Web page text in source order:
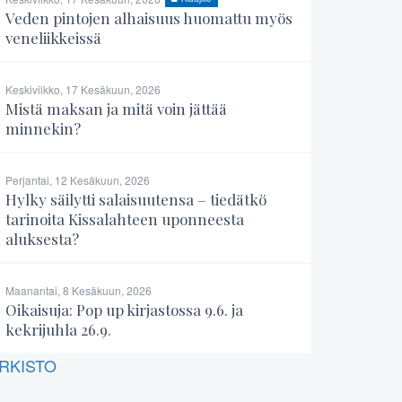
Veden pintojen alhaisuus huomattu myös
veneliikkeissä
Keskiviikko, 17 Kesäkuun, 2026
Mistä maksan ja mitä voin jättää
minnekin?
Perjantai, 12 Kesäkuun, 2026
Hylky säilytti salaisuutensa – tiedätkö
tarinoita Kissalahteen uponneesta
aluksesta?
Maanantai, 8 Kesäkuun, 2026
Oikaisuja: Pop up kirjastossa 9.6. ja
kekrijuhla 26.9.